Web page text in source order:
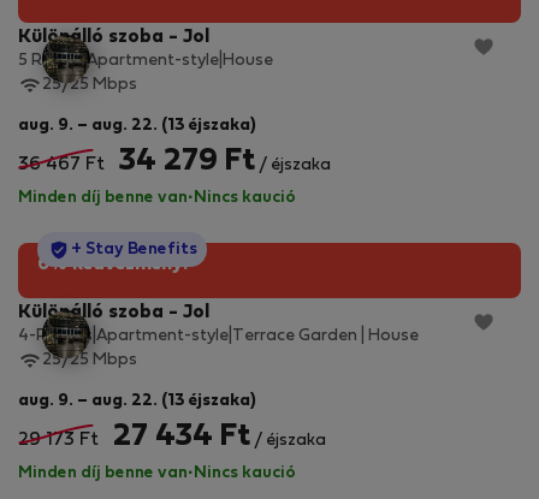
Különálló szoba - Jol
5 Room |Apartment-style|House
25/25 Mbps
aug. 9. – aug. 22. (13 éjszaka)
36 467 Ft 34 279 Ft / éjszaka
Minden díj benne van· Nincs kaució
6% kedvezmény!
StayProtection
+ Stay Benefits
Különálló szoba - Jol
4-Rooms|Apartment-style|Terrace Garden | House
25/25 Mbps
aug. 9. – aug. 22. (13 éjszaka)
29 173 Ft 27 434 Ft / éjszaka
Minden díj benne van· Nincs kaució